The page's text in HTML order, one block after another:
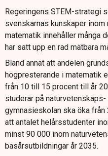
Regeringens STEM-strategi
svenskarnas kunskaper
matematik innehåller många
har satt upp en rad mätbara
Bland annat att andelen
högpresterande i matematik
från 10 till 15 procent till år
studerar på
gymnasieskolan ska öka
att antalet helårsstudenter
minst 90 000 inom
basårsutbildningar år 2035.